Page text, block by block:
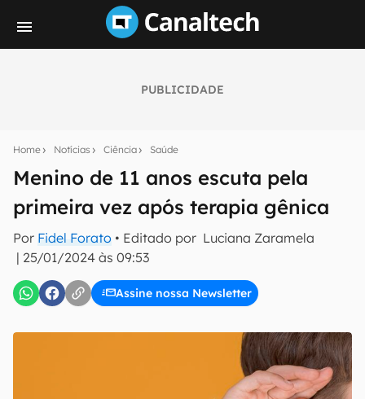
PUBLICIDADE
Home Notícias Ciência Saúde
Menino de 11 anos escuta pela
primeira vez após terapia gênica
Por Fidel Forato • Editado por Luciana Zaramela
| 25/01/2024 às 09:53
Assine nossa Newsletter
notícias e reviews sobre tecnologia em primeira
mão.
E-mail
Uso e Política de Privacidade do Canaltech.